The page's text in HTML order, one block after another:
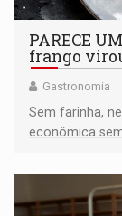
PARECE
frango
Gastronomia
Sem farinha,
econômica